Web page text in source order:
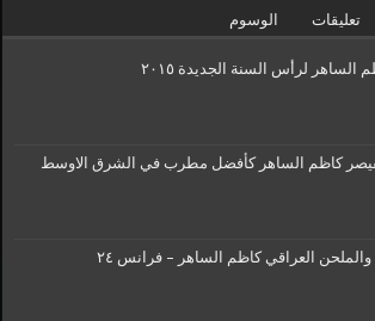
تعليقات الوسوم
الساهر لرأس السنة الجديدة ٢٠١٥
كاظم الساهر كأفضل مطرب في الشرق الاوسط
العراقي كاظم الساهر – فرانس ٢٤